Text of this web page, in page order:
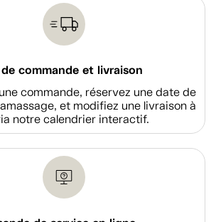
commande et livraison
commande, réservez une date de
et modifiez une livraison à
notre calendrier interactif.